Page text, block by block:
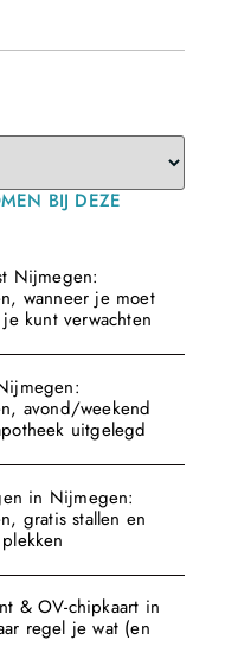
BIJ DEZE
Nijmegen:
wanneer je moet
kunt verwachten
avond/weekend
uitgelegd
in Nijmegen:
gratis stallen en
& OV-chipkaart in
regel je wat (en